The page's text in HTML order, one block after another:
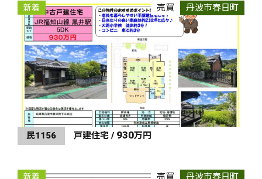
新着 売買 丹波市春日町
民1156 戸建住宅 / 930万円
新着 売買 丹波市春日町